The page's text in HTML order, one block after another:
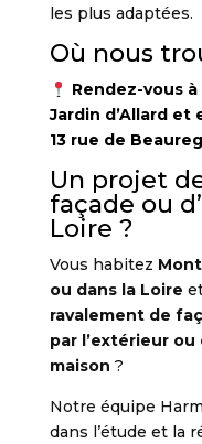
les plus adaptées.
Où nous
Rendez-vous
Jardin d’Allard et
13 rue de
Un projet
façade ou
Loire ?
Vous habitez
ou dans la Loire
ravalement de
par l’extérieur
maison ?
Notre équipe
dans l’étude et la